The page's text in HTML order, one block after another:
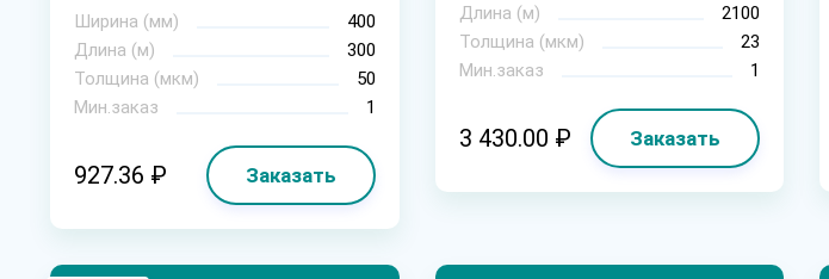
Ширина (мм)
400
Длина (м)
300
Толщина (мкм)
50
Мин.заказ
1
927.36 ₽ Заказать
Длина (м)
2100
Толщина (мкм)
23
Мин.заказ
1
3 430.00 ₽ Заказать